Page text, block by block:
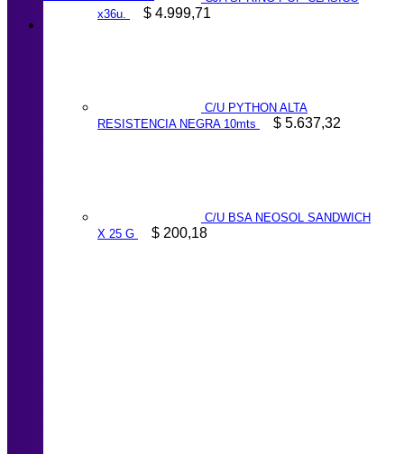
x36u.
$ 4.999,71
C/U PYTHON ALTA
RESISTENCIA NEGRA 10mts
$ 5.637,32
C/U BSA NEOSOL SANDWICH
X 25 G
$ 200,18